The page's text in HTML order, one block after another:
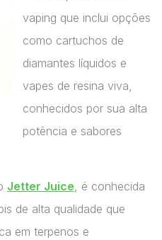
vaping que inclui opções
como cartuchos de
diamantes líquidos e
vapes de resina viva,
conhecidos por sua alta
potência e sabores
Jetter Juice, é conhecida
de alta qualidade que
em terpenos e